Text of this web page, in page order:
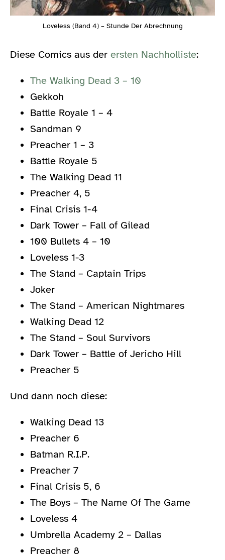
Loveless (Band 4) – Stunde Der Abrechnung
Diese Comics aus der ersten Nachholliste:
The Walking Dead 3 – 10
Gekkoh
Battle Royale 1 – 4
Sandman 9
Preacher 1 – 3
Battle Royale 5
The Walking Dead 11
Preacher 4, 5
Final Crisis 1-4
Dark Tower – Fall of Gilead
100 Bullets 4 – 10
Loveless 1-3
The Stand – Captain Trips
Joker
The Stand – American Nightmares
Walking Dead 12
The Stand – Soul Survivors
Dark Tower – Battle of Jericho Hill
Preacher 5
Und dann noch diese:
Walking Dead 13
Preacher 6
Batman R.I.P.
Preacher 7
Final Crisis 5, 6
The Boys – The Name Of The Game
Loveless 4
Umbrella Academy 2 – Dallas
Preacher 8